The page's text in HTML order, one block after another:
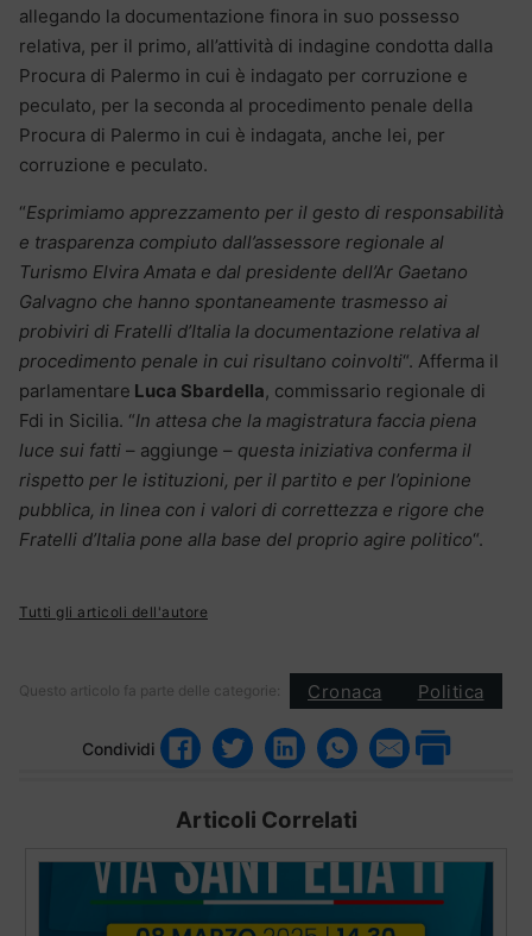
allegando la documentazione finora in suo possesso
relativa, per il primo, all’attività di indagine condotta dalla
Procura di Palermo in cui è indagato per corruzione e
peculato, per la seconda al procedimento penale della
Procura di Palermo in cui è indagata, anche lei, per
corruzione e peculato.
“Esprimiamo apprezzamento per il gesto di responsabilità
e trasparenza compiuto dall’assessore regionale al
Turismo Elvira Amata e dal presidente dell’Ar Gaetano
Galvagno che hanno spontaneamente trasmesso ai
probiviri di Fratelli d’Italia la documentazione relativa al
procedimento penale in cui risultano coinvolti“. Afferma il
parlamentare Luca Sbardella, commissario regionale di
Fdi in Sicilia. “In attesa che la magistratura faccia piena
luce sui fatti – aggiunge – questa iniziativa conferma il
rispetto per le istituzioni, per il partito e per l’opinione
pubblica, in linea con i valori di correttezza e rigore che
Fratelli d’Italia pone alla base del proprio agire politico“.
Tutti gli articoli dell'autore
Questo articolo fa parte delle categorie: Cronaca Politica
Condividi
Articoli Correlati